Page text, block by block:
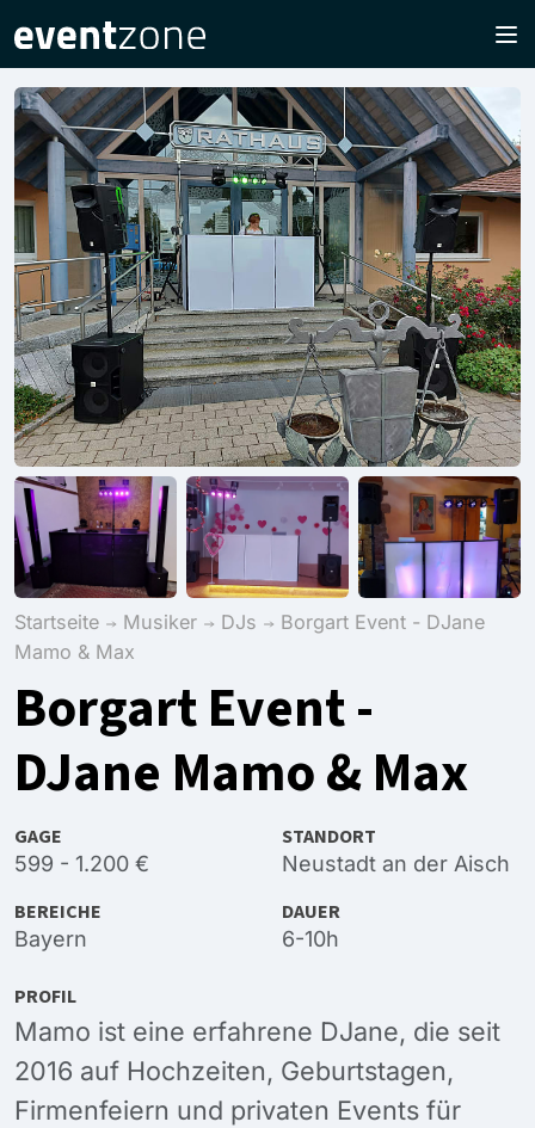
Startseite Musiker DJs
Borgart Event - DJane
Mamo & Max
Borgart Event -
DJane Mamo & Max
GAGE
599 - 1.200 €
STANDORT
Neustadt an der Aisch
BEREICHE
Bayern
DAUER
6-10h
PROFIL
Mamo ist eine erfahrene DJane, die seit
2016 auf Hochzeiten, Geburtstagen,
Firmenfeiern und privaten Events für